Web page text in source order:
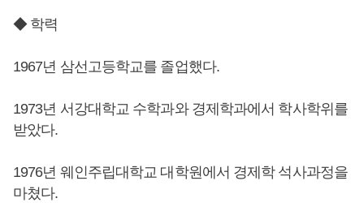
◆ 학력
1967년 삼선고등학교를 졸업했다.
1973년 서강대학교 수학과와 경제학과에서 학사학위를
받았다.
1976년 웨인주립대학교 대학원에서 경제학 석사과정을
마쳤다.